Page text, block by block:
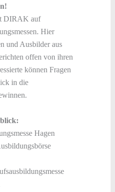
DIRAK auf
Hier
und Ausbilder aus
offen von ihren
können Fragen
in die
Hagen